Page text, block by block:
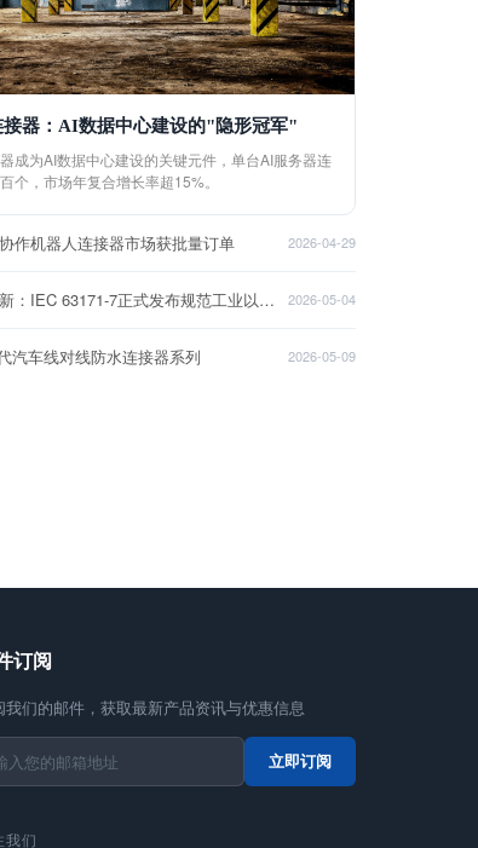
接器：AI数据中心建设的"隐形冠军"
成为AI数据中心建设的关键元件，单台AI服务器连
个，市场年复合增长率超15%。
作机器人连接器市场获批量订单 2026-04-29
连接器标准更新：IEC 63171-7正式发布规范工业以太网接口 2026-05-04
汽车线对线防水连接器系列 2026-05-09
订阅
我们的邮件，获取最新产品资讯与优惠信息
立即订阅
我们